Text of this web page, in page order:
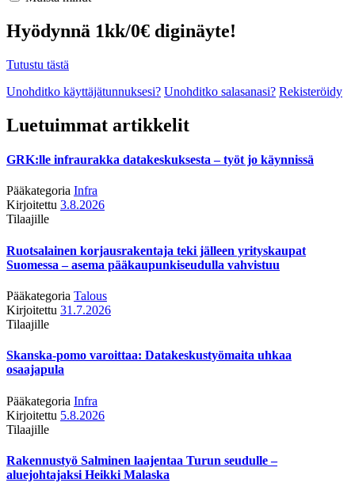
Hyödynnä 1kk/0€ diginäyte!
Tutustu tästä
Unohditko käyttäjätunnuksesi? Unohditko salasanasi? Rekisteröidy
Luetuimmat artikkelit
GRK:lle infraurakka datakeskuksesta – työt jo käynnissä
Pääkategoria Infra
Kirjoitettu 3.8.2026
Tilaajille
Ruotsalainen korjausrakentaja teki jälleen yrityskaupat
Suomessa – asema pääkaupunkiseudulla vahvistuu
Pääkategoria Talous
Kirjoitettu 31.7.2026
Tilaajille
Skanska-pomo varoittaa: Datakeskustyömaita uhkaa
osaajapula
Pääkategoria Infra
Kirjoitettu 5.8.2026
Tilaajille
Rakennustyö Salminen laajentaa Turun seudulle –
aluejohtajaksi Heikki Malaska